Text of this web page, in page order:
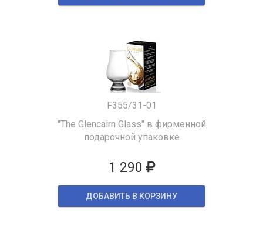
F355/31-01
"The Glencairn Glass" в фирменной
подарочной упаковке
1 290
ДОБАВИТЬ В КОРЗИНУ